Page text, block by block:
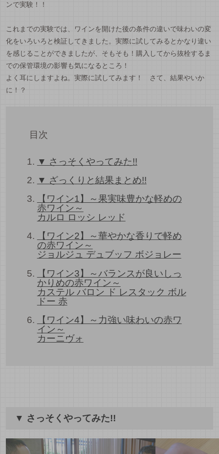
ンで実験！！
これまでの実験では、ワインを開けた後の条件の違いで味わいの変
化をいろいろと検証してきました。実際に試してみるとかなり違い
を感じることができましたが、そもそも！購入してから抜栓するま
での保管環境の影響も気になるところ！
よく耳にしますよね。実際に試してみます！ さて、結果やいか
に！？
目次
▼ さっそくやってみた!!
▼ ざっくりと結果まとめ!!
【ワイン1】～果実味豊かな軽めの
赤ワイン～
カルロ ロッシ レッド
【ワイン2】～華やかな香りで軽め
の赤ワイン～
ジョルジュ デュブッフ ボジョレー
【ワイン3】～バランスが良いしっ
かりめの赤ワイン～
カステル バロン ド レスタック ボル
ドー 赤
【ワイン4】～力強い味わいの赤ワ
イン～
カーニヴォ
▼ さっそくやってみた!!